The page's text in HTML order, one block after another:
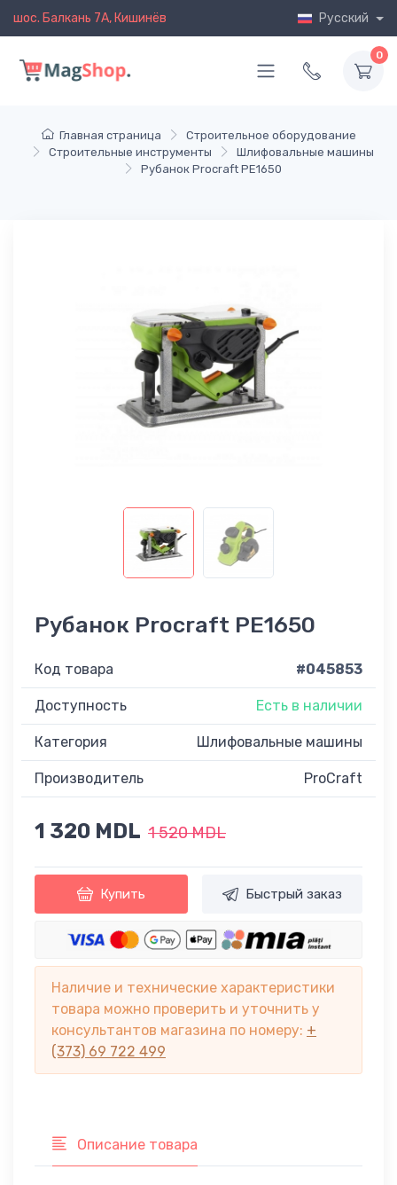
шос. Балкань 7A, Кишинёв Русский
0
Главная страница
Строительное оборудование
Строительные инструменты
Шлифовальные машины
Рубанок Procraft PE1650
Рубанок Procraft PE1650
Код товара #045853
Доступность Есть в наличии
Категория Шлифовальные машины
Производитель ProCraft
1 320 MDL 1 520 MDL
Купить Быстрый заказ
Наличие и технические характеристики
товара можно проверить и уточнить у
консультантов магазина по номеру: +
(373) 69 722 499
Описание товара